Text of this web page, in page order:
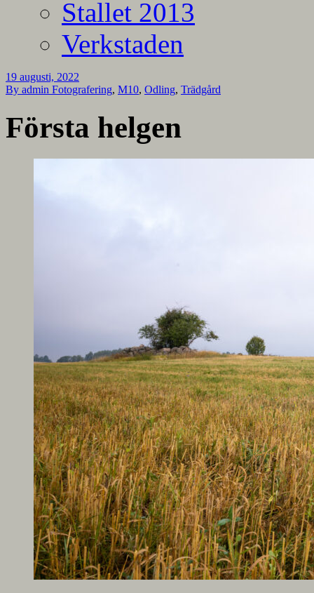
Stallet 2013
Verkstaden
19 augusti, 2022
By admin Fotografering, M10, Odling, Trädgård
Första helgen